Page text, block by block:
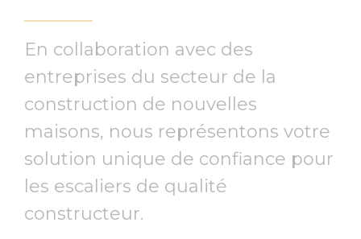
En collaboration avec des
entreprises du secteur de la
construction de nouvelles
maisons, nous représentons votre
solution unique de confiance pour
les escaliers de qualité
constructeur.